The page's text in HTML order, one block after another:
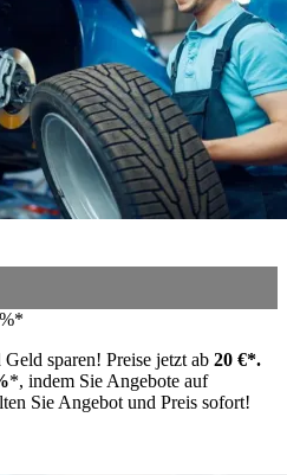
sparen! Preise jetzt ab 20 €*.
*, indem Sie Angebote auf
Sie Angebot und Preis sofort!